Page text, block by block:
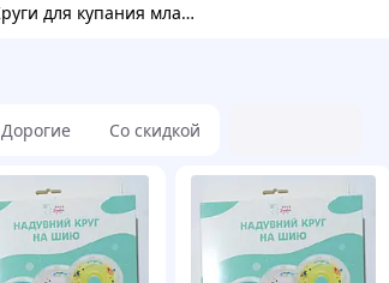
Круги для купания младенцев
Дорогие Со скидкой